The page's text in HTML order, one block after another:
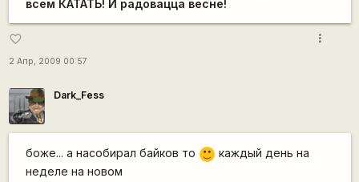
всем КАТАТЬ! И радовацца весне!
favorite_border
2 Апр, 2009 00:57
more_vert
Dark_Fess
боже... а насобирал байков то :)
каждый день на
неделе на новом